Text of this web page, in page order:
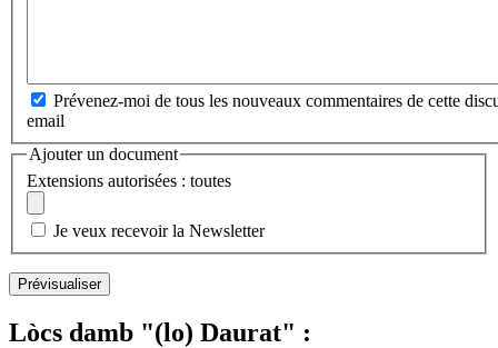
Prévenez-moi de tous les nouveaux commentaires de cette
email
Ajouter un document
Extensions autorisées : toutes
Je veux recevoir la Newsletter
Lòcs damb "(lo) Daurat" :